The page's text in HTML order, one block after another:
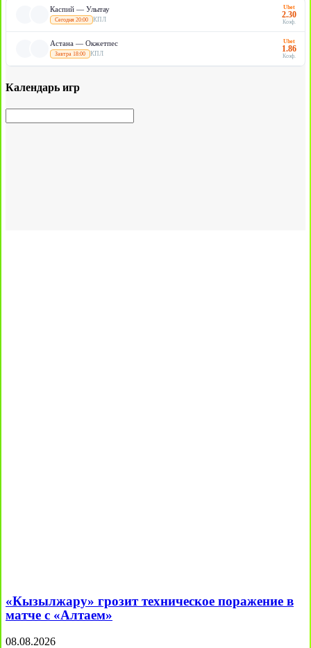
Каспий — Улытау
Сегодня 20:00 КПЛ
Ubet
2.30
Коэф.
Астана — Окжетпес
Завтра 18:00 КПЛ
Ubet
1.86
Коэф.
Календарь игр
«Кызылжару» грозит техническое поражение в
матче с «Алтаем»
08.08.2026